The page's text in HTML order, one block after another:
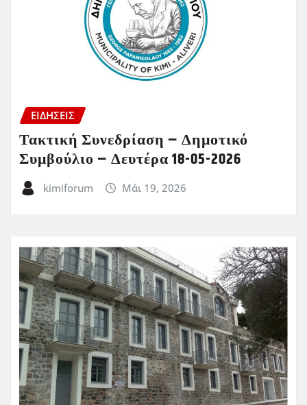
ΕΙΔΗΣΕΙΣ
Τακτική Συνεδρίαση – Δημοτικό
Συμβούλιο – Δευτέρα 18-05-2026
kimiforum Μάι 19, 2026